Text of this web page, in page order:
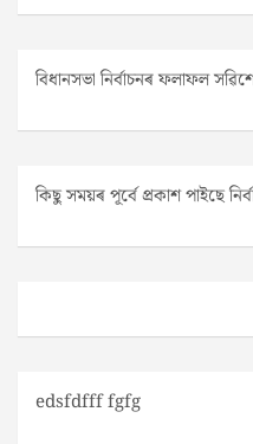
বিধানসভা নিৰ্বাচনৰ ফলাফল
কিছু সময়ৰ পূৰ্বে প্ৰকাশ পাইছে
edsfdfff fgfg